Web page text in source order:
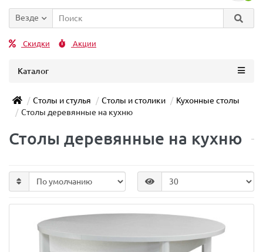
Везде
Скидки Акции
Каталог
Столы и стулья Столы и столики
Кухонные столы
Столы деревянные на кухню
Столы деревянные на кухню